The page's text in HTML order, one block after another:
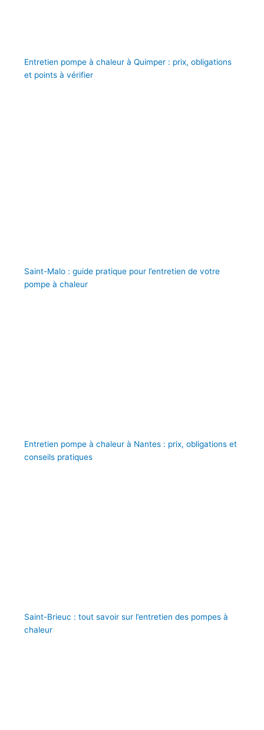
Entretien pompe à chaleur à Quimper : prix, obligations
et points à vérifier
Saint-Malo : guide pratique pour l’entretien de votre
pompe à chaleur
Entretien pompe à chaleur à Nantes : prix, obligations et
conseils pratiques
Saint-Brieuc : tout savoir sur l’entretien des pompes à
chaleur